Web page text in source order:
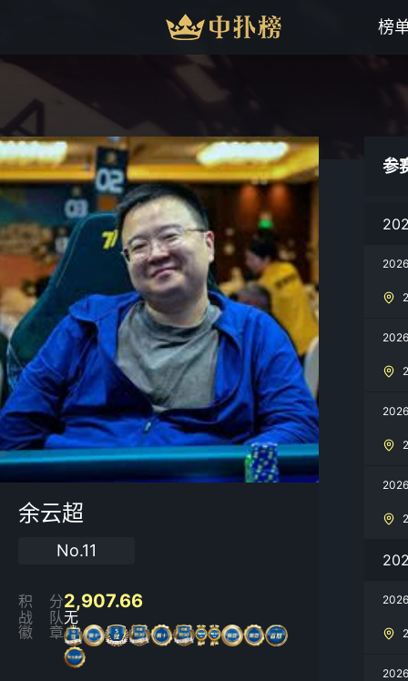
榜
余云超
No.11
积分2,907.66
战队无
徽章
参